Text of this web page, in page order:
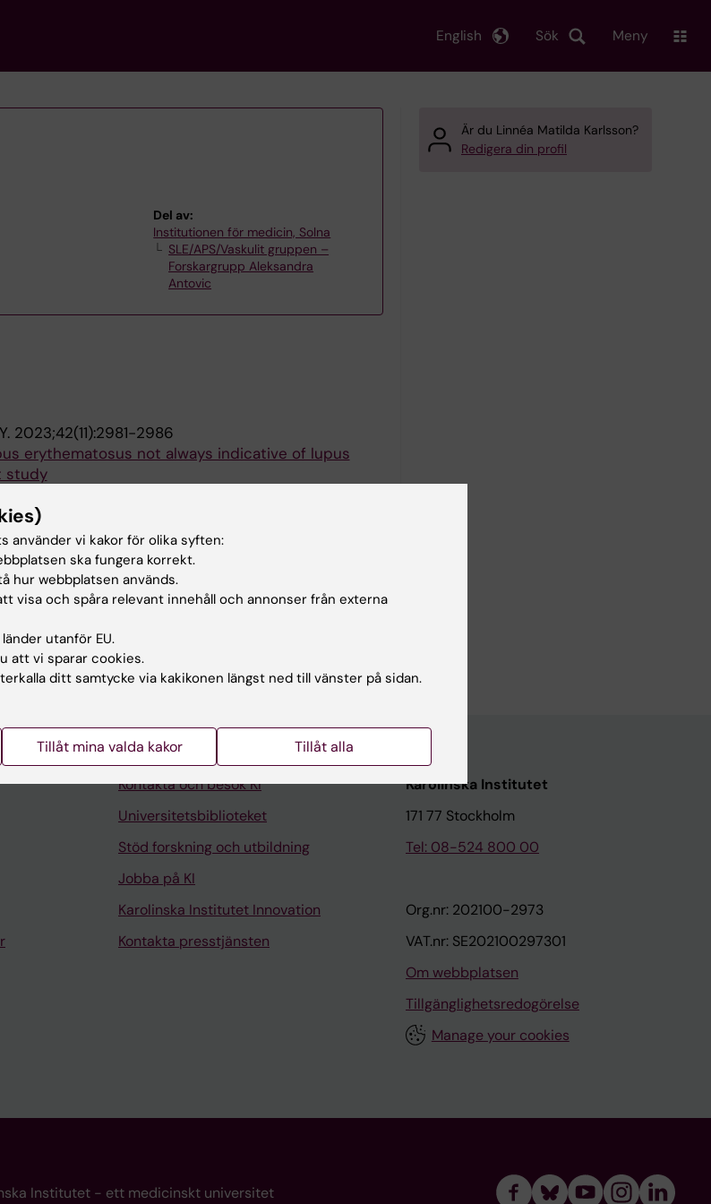
Sök
English Meny
Del av:
Institutionen för medicin, Solna
SLE/APS/Vaskulit gruppen –
Forskargrupp Aleksandra
Antovic
2023;42(11):2981-2986
erythematosus not always indicative of lupus
study
OF THE RHEUMATIC DISEASES.2022;81:1403-1404
OF SLE - WHAT DOES IT TELL US?
Gunnarsson I
Är du Linnéa Matilda Karlsson?
Redigera din profil
Kontakta och besök KI
Universitetsbiblioteket
Stöd forskning och utbildning
Jobba på KI
Karolinska Institutet Innovation
Kontakta presstjänsten
Karolinska Institutet
171 77 Stockholm
Tel: 08-524 800 00
Org.nr: 202100-2973
VAT.nr: SE202100297301
Om webbplatsen
Tillgänglighetsredogörelse
Manage your cookies
Institutet - ett medicinskt universitet
använder vi kakor för olika syften:
ska fungera korrekt.
hur webbplatsen används.
visa och spåra relevant innehåll och annonser från externa
utanför EU.
att vi sparar cookies.
ditt samtycke via kakikonen längst ned till vänster på sidan.
Tillåt mina valda kakor Tillåt alla